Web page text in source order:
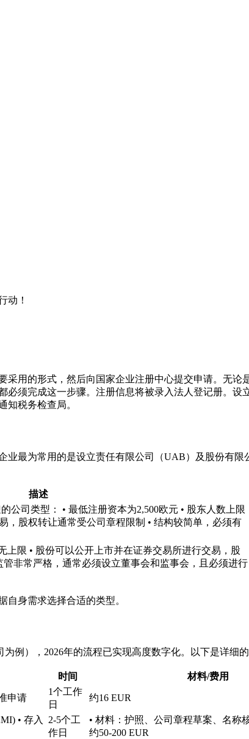
动！
采用的形式，然后向国家企业注册中心提交申请。无
必须完成这一步骤。注册信息将被录入法人登记册。
知税务检查局。
业最为常用的是设立责任有限公司（UAB）及股份有
描述
公司类型： • 最低注册资本为2,500欧元 • 股东人数上限
，股权转让通常受公司章程限制 • 结构较简单，必须有
上限 • 股份可以公开上市并在证券交易所进行交易，股
非常严格，通常必须设立董事会和监事会，且必须进行
自身需求选择合适的类型。
例），2026年的流程已实现高度数字化。以下是详细的
时间 材料/费用
申请
1个工作
日
约16 EUR
• 存入
2-5个工
作日
• 材料：护照、公司章程草案、名称
约50-200 EUR